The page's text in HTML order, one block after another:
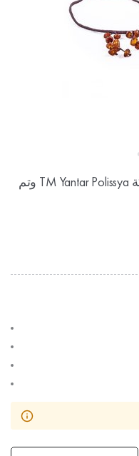
* - هذه الصور مملوكة لشركة TM Yantar Polissya وتم